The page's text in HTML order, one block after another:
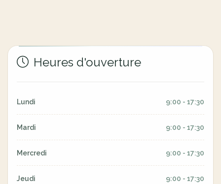
Heures d'ouverture
Lundi 9:00 - 17:30
Mardi 9:00 - 17:30
Mercredi 9:00 - 17:30
Jeudi 9:00 - 17:30